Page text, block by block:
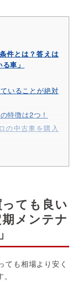
件とは？答えは
車」
いることが絶対
特徴は2つ！
の中古車を購入
キロ中古車3選
リットとデメリ
ても良い
メンテナ
ても相場より安く